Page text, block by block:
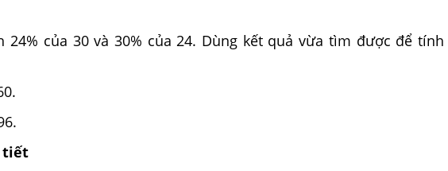
24% của 30 và 30% của 24. Dùng kết quả vừa tìm được để tính
tiết